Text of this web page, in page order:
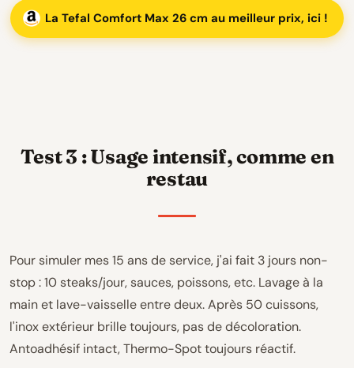
La Tefal Comfort Max 26 cm au meilleur prix, ici !
Test 3 : Usage intensif, comme en
restau
Pour simuler mes 15 ans de service, j'ai fait 3 jours non-
stop : 10 steaks/jour, sauces, poissons, etc. Lavage à la
main et lave-vaisselle entre deux. Après 50 cuissons,
l'inox extérieur brille toujours, pas de décoloration.
Antoadhésif intact, Thermo-Spot toujours réactif.